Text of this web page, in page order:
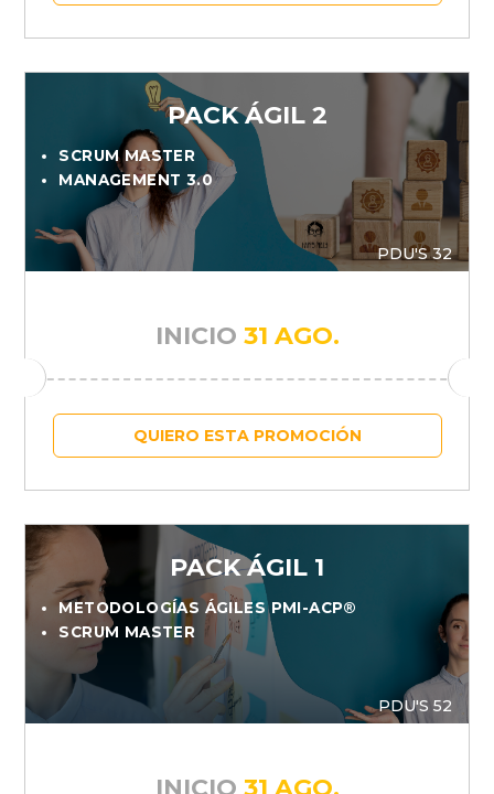
PACK ÁGIL 2
SCRUM MASTER
MANAGEMENT 3.0
PDU'S 32
INICIO 31 AGO.
QUIERO ESTA PROMOCIÓN
PACK ÁGIL 1
METODOLOGÍAS ÁGILES PMI-ACP®
SCRUM MASTER
PDU'S 52